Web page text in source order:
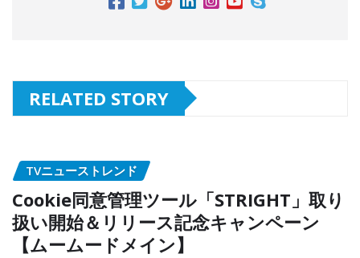
RELATED STORY
TVニューストレンド
Cookie同意管理ツール「STRIGHT」取り
扱い開始＆リリース記念キャンペーン
【ムームードメイン】